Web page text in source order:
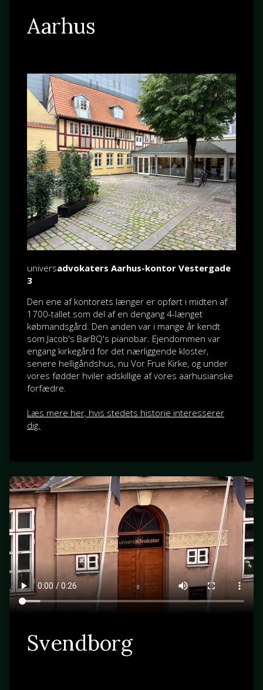
Aarhus
universadvokaters Aarhus-kontor Vestergade
3
Den ene af kontorets længer er opført i midten af
1700-tallet som del af en dengang 4-længet
købmandsgård. Den anden var i mange år kendt
som Jacob's BarBQ's pianobar. Ejendommen var
engang kirkegård for det nærliggende kloster,
senere helligåndshus, nu Vor Frue Kirke, og under
vores fødder hviler adskillige af vores aarhusianske
forfædre.
Læs mere her, hvis stedets historie interesserer
dig.
Svendborg